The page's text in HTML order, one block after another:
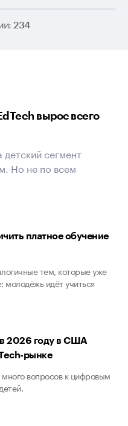
234
вырос всего
сегмент
Но не по всем
платное обучение
тем, которые уже
молодёжь идёт учиться
2026 году в США
рынке
вопросов к цифровым